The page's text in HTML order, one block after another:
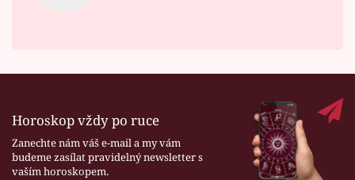
Horoskop vždy po ruce
Zanechte nám váš e-mail a my vám
budeme zasílat pravidelný newsletter s
vaším horoskopem.